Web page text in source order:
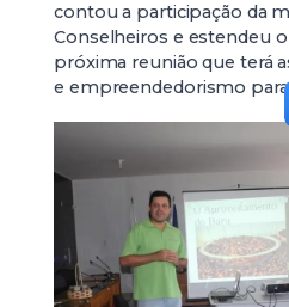
contou a participação da
Conselheiros e estendeu
próxima reunião que terá
e empreendedorismo